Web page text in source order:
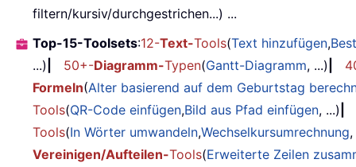
filtern/kursiv/durchgestrichen...) ...
Top-15-Toolsets:12-Text-Tools(Text hinzufügen,
...)
50+-Diagramm-Typen(Gantt-Diagramm, ...)
Formeln(Alter basierend auf dem Geburtstag
Tools(QR-Code einfügen,Bild aus Pfad einfügen, ...)
Tools(In Wörter umwandeln,Wechselkursumrechnung
Vereinigen/Aufteilen-Tools(Erweiterte Zeilen